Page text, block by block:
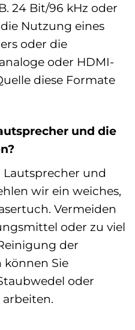
24 Bit/96 kHz oder
Nutzung eines
oder die
oder HDMI-
diese Formate
und die
und
wir ein weiches,
Vermeiden
oder zu viel
der
können Sie
oder